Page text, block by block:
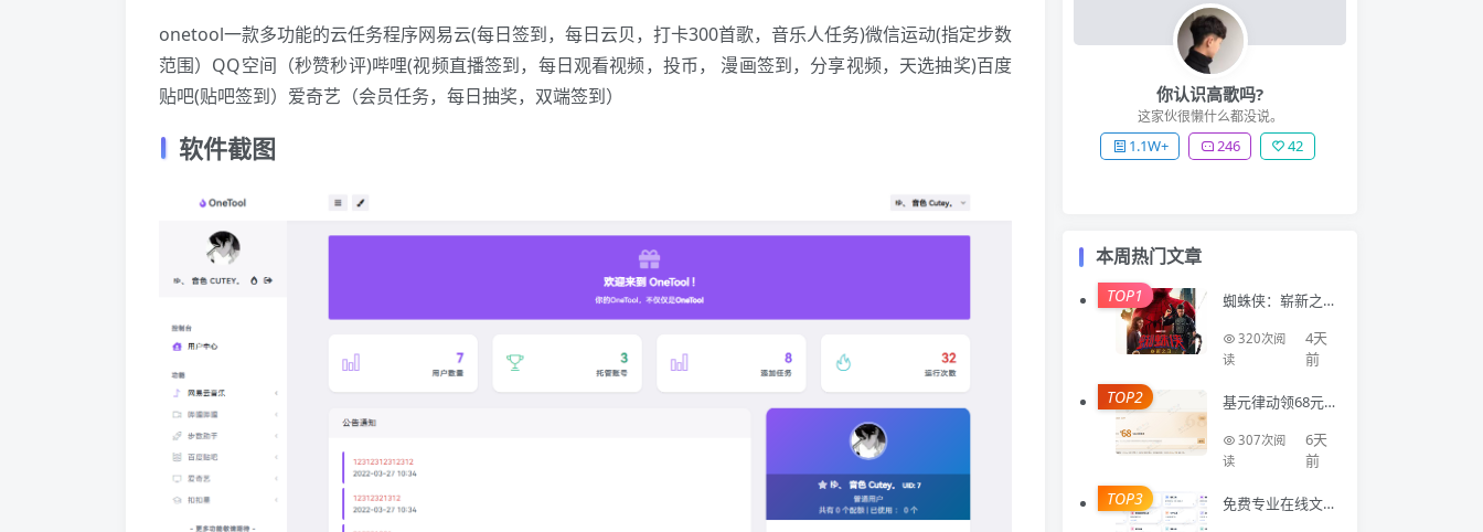
onetool一款多功能的云任务程序网易云(每日签到，每日云贝，打卡300首歌，音乐人任务)微信运动(指定步数
范围）QQ空间（秒赞秒评)哔哩(视频直播签到，每日观看视频，投币， 漫画签到，分享视频，天选抽奖)百度
贴吧(贴吧签到）爱奇艺（会员任务，每日抽奖，双端签到）
软件截图
你认识高歌吗?
这家伙很懒什么都没说。
1.1W+ 246 42
本周热门文章
TOP1
蜘蛛侠：崭新之
rand New Day (2
026)
320次阅
读
4天
前
TOP2
基元律动领68元A
307次阅
读
6天
前
TOP3
免费专业在线文